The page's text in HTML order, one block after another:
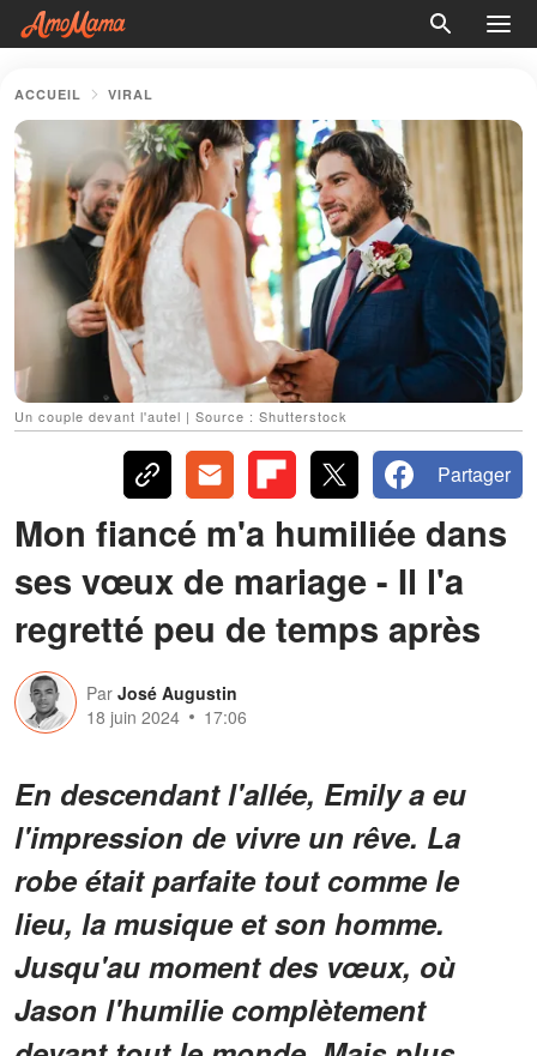
ACCUEIL VIRAL
Un couple devant l'autel | Source : Shutterstock
Partager
Mon fiancé m'a humiliée dans
ses vœux de mariage - Il l'a
regretté peu de temps après
Par José Augustin
18 juin 2024
17:06
En descendant l'allée, Emily a eu
l'impression de vivre un rêve. La
robe était parfaite tout comme le
lieu, la musique et son homme.
Jusqu'au moment des vœux, où
Jason l'humilie complètement